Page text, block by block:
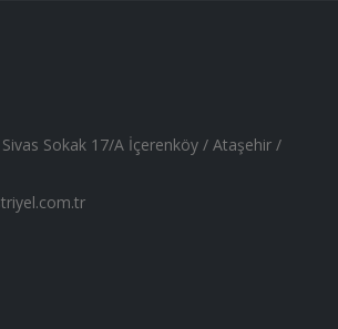
Sivas Sokak 17/A İçerenköy / Ataşehir /